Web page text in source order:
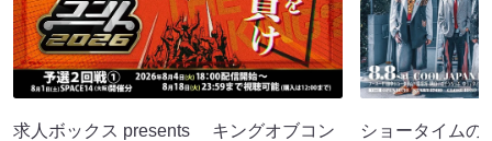
求人ボックス presents キングオブコン
ショータイムの